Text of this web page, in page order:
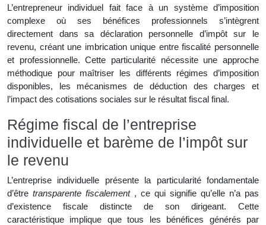
L’entrepreneur individuel fait face à un système d’imposition
complexe où ses bénéfices professionnels s’intègrent
directement dans sa déclaration personnelle d’impôt sur le
revenu, créant une imbrication unique entre fiscalité personnelle
et professionnelle. Cette particularité nécessite une approche
méthodique pour maîtriser les différents régimes d’imposition
disponibles, les mécanismes de déduction des charges et
l’impact des cotisations sociales sur le résultat fiscal final.
Régime fiscal de l’entreprise
individuelle et barème de l’impôt sur
le revenu
L’entreprise individuelle présente la particularité fondamentale
d’être transparente fiscalement , ce qui signifie qu’elle n’a pas
d’existence fiscale distincte de son dirigeant. Cette
caractéristique implique que tous les bénéfices générés par